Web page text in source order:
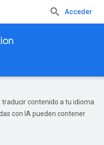
Acceder
contenido a tu idioma
con IA pueden contener